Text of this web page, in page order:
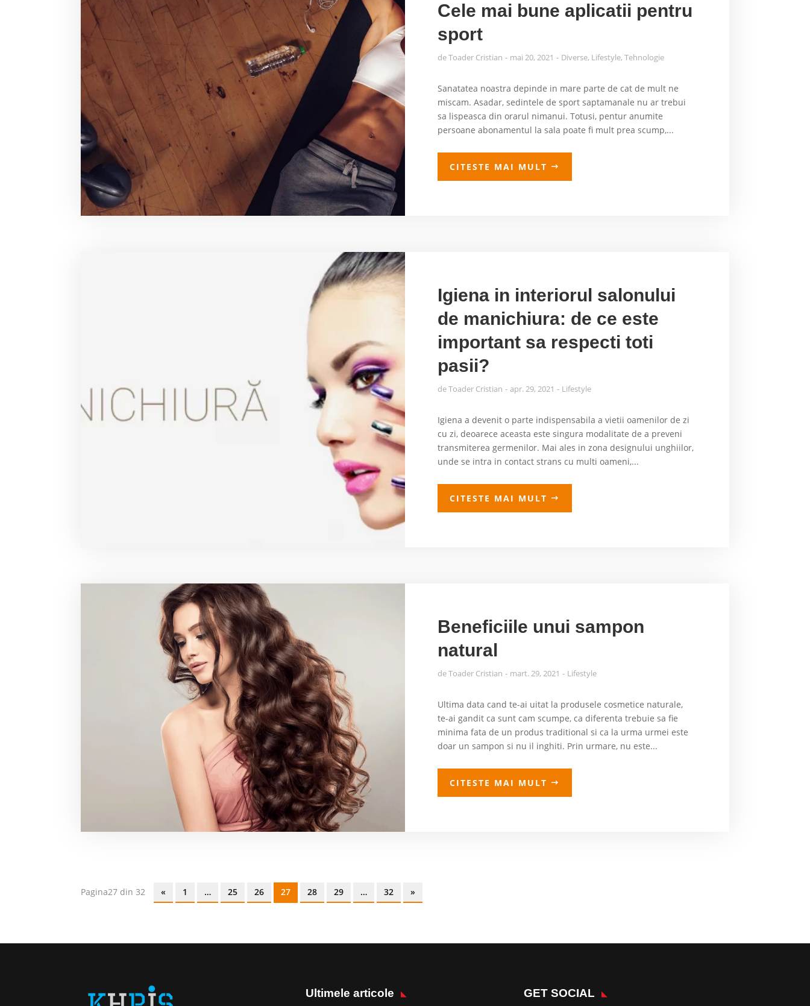
Cele mai bune aplicatii pentru
sport
deToader Cristian mai 20, 2021 Diverse, Lifestyle, Tehnologie
Sanatatea noastra depinde in mare parte de cat de mult ne
miscam. Asadar, sedintele de sport saptamanale nu ar trebui
sa lispeasca din orarul nimanui. Totusi, pentur anumite
persoane abonamentul la sala poate fi mult prea scump,...
CITESTE MAI MULT
Igiena in interiorul salonului
de manichiura: de ce este
important sa respecti toti
pasii?
deToader Cristian apr. 29, 2021 Lifestyle
Igiena a devenit o parte indispensabila a vietii oamenilor de zi
cu zi, deoarece aceasta este singura modalitate de a preveni
transmiterea germenilor. Mai ales in zona designului unghiilor,
unde se intra in contact strans cu multi oameni,...
CITESTE MAI MULT
Beneficiile unui sampon
natural
deToader Cristian mart. 29, 2021 Lifestyle
Ultima data cand te-ai uitat la produsele cosmetice naturale,
te-ai gandit ca sunt cam scumpe, ca diferenta trebuie sa fie
minima fata de un produs traditional si ca la urma urmei este
doar un sampon si nu il inghiti. Prin urmare, nu este...
CITESTE MAI MULT
Pagina27 din 32 « 1 … 25 26 27 28 29 … 32 »
Ultimele articole GET SOCIAL